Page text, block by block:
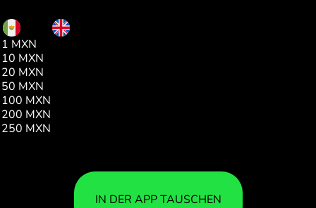
1 MXN
10 MXN
20 MXN
50 MXN
100 MXN
200 MXN
250 MXN
IN DER APP TAUSCHEN